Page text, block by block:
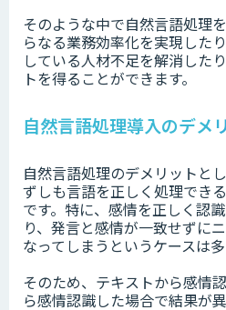
そのような中で自然言語処理
らなる業務効率化を実現した
している人材不足を解消した
トを得ることができます。
自然言語処理導入のデメ
自然言語処理のデメリットと
ずしも言語を正しく処理でき
です。特に、感情を正しく認
り、発言と感情が一致せずに
なってしまうというケースは
そのため、テキストから感情
ら感情認識した場合で結果が